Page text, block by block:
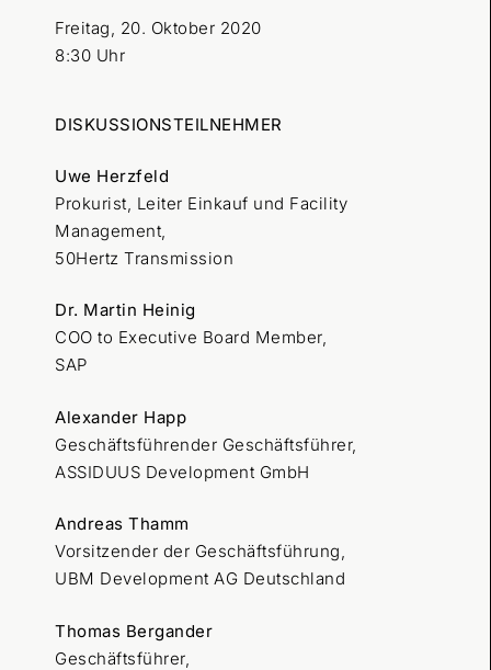
Freitag, 20. Oktober 2020
8:30 Uhr
DISKUSSIONSTEILNEHMER
Uwe Herzfeld
Prokurist, Leiter Einkauf und Facility
Management,
50Hertz Transmission
Dr. Martin Heinig
COO to Executive Board Member,
SAP
Alexander Happ
Geschäftsführender Geschäftsführer,
ASSIDUUS Development GmbH
Andreas Thamm
Vorsitzender der Geschäftsführung,
UBM Development AG Deutschland
Thomas Bergander
Geschäftsführer,